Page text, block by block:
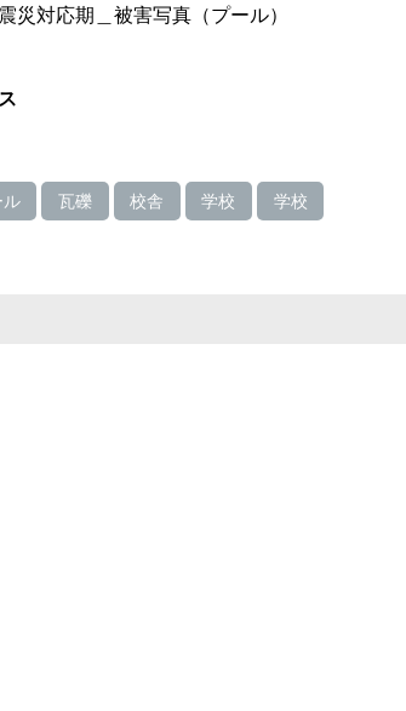
災対応期＿被害写真（プール）
ル 瓦礫 校舎 学校 学校